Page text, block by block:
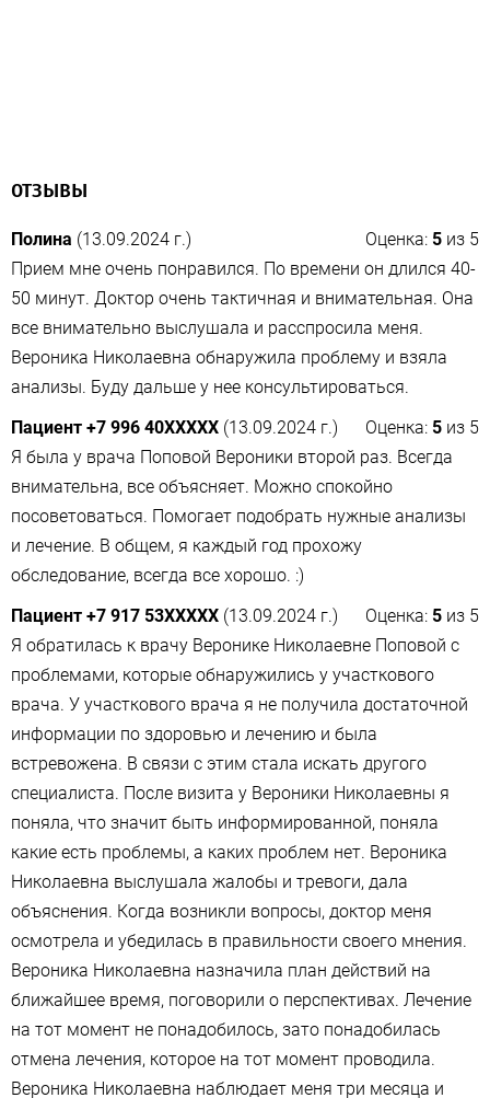
ОТЗЫВЫ
Полина (13.09.2024 г.) Оценка: 5 из 5
Прием мне очень понравился. По времени он длился 40-
50 минут. Доктор очень тактичная и внимательная. Она
все внимательно выслушала и расспросила меня.
Вероника Николаевна обнаружила проблему и взяла
анализы. Буду дальше у нее консультироваться.
Пациент +7 996 40XXXXX (13.09.2024 г.) Оценка: 5 из 5
Я была у врача Поповой Вероники второй раз. Всегда
внимательна, все объясняет. Можно спокойно
посоветоваться. Помогает подобрать нужные анализы​
и лечение. В общем, я каждый год прохожу
обследование, всегда все хорошо. :)
Пациент +7 917 53XXXXX (13.09.2024 г.) Оценка: 5 из 5
Я обратилась к врачу Веронике Николаевне Поповой с
проблемами, которые обнаружились у участкового
врача. У участкового врача я не получила достаточной
информации по здоровью и лечению и была
встревожена. В связи с этим стала искать другого
специалиста. После визита у Вероники Николаевны я
поняла, что значит быть информированной, поняла
какие есть проблемы, а каких проблем нет. Вероника
Николаевна выслушала жалобы и тревоги, дала
объяснения. Когда возникли вопросы, доктор меня
осмотрела и убедилась в правильности своего мнения.
Вероника Николаевна назначила план действий на
ближайшее время, поговорили о перспективах. Лечение
на тот момент не понадобилось, зато понадобилась
отмена лечения, которое на тот момент проводила.
Вероника Николаевна наблюдает меня три месяца и